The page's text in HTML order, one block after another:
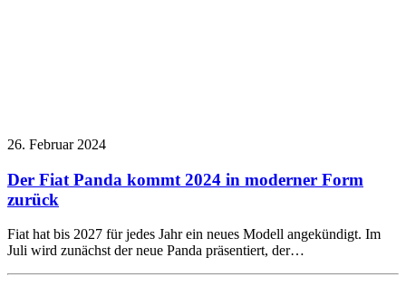
26. Februar 2024
Der Fiat Panda kommt 2024 in moderner Form
zurück
Fiat hat bis 2027 für jedes Jahr ein neues Modell angekündigt. Im
Juli wird zunächst der neue Panda präsentiert, der…